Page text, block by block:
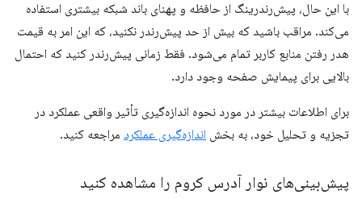
با این حال، پیش‌رندرینگ از حافظه و پهنای باند شبکه بیشتری استفاده
می‌کند. مراقب باشید که بیش از حد پیش‌رندر نکنید، که این امر به قیمت
هدر رفتن منابع کاربر تمام می‌شود. فقط زمانی پیش‌رندر کنید که احتمال
بالایی برای پیمایش صفحه وجود دارد.
برای اطلاعات بیشتر در مورد نحوه اندازه‌گیری تأثیر واقعی عملکرد در
تجزیه و تحلیل خود، به بخش اندازه‌گیری عملکرد مراجعه کنید.
پیش‌بینی‌های نوار آدرس کروم را مشاهده کنید